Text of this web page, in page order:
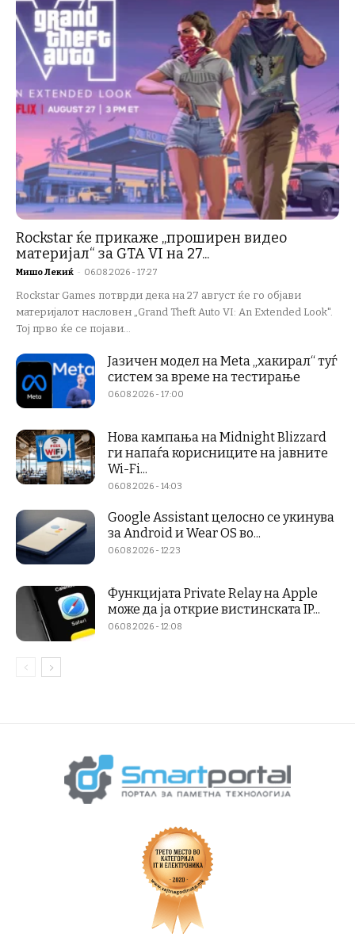
Rockstar ќе прикаже „проширен видео
материјал“ за GTA VI на 27...
Мишо Лекиќ - 06.08.2026 - 17:27
Rockstar Games потврди дека на 27 август ќе го објави
материјалот насловен „Grand Theft Auto VI: An Extended Look".
Тој прво ќе се појави...
Јазичен модел на Meta „хакирал“ туѓ
систем за време на тестирање
06.08.2026 - 17:00
Нова кампања на Midnight Blizzard
ги напаѓа корисниците на јавните
Wi-Fi...
06.08.2026 - 14:03
Google Assistant целосно се укинува
за Android и Wear OS во...
06.08.2026 - 12:23
Функцијата Private Relay на Apple
може да ја открие вистинската IP...
06.08.2026 - 12:08